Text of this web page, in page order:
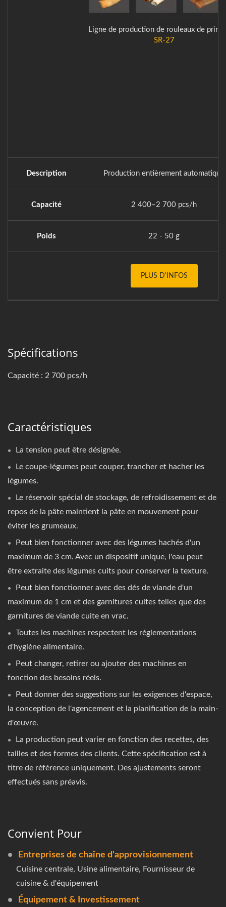
Ligne de production de rouleaux de
SR-27
Description Production entièrement automatique
Capacité 2 400–2 700 pcs/h
Poids 22 - 50 g
PLUS D'INFOS
Spécifications
Capacité : 2 700 pcs/h
Caractéristiques
La tension peut être désignée.
Le coupe-légumes peut couper, trancher et hacher les
légumes.
Le réservoir spécial de stockage, de refroidissement et de
repos de la pâte maintient la pâte en mouvement pour
éviter les grumeaux.
Peut bien fonctionner avec des légumes hachés d'un
maximum de 3 cm. Avec un dispositif unique, l'eau peut
être extraite des légumes cuits pour conserver la texture.
Peut bien fonctionner avec des dés de viande d'un
maximum de 1 cm et des garnitures cuites telles que des
garnitures de viande cuite en vrac.
Toutes les machines respectent les réglementations
d'hygiène alimentaire.
Peut changer, retirer ou ajouter des machines en
fonction des besoins réels.
Peut donner des suggestions sur les exigences d'espace,
la conception de l'agencement et la planification de la main-
d'œuvre.
La production peut varier en fonction des recettes, des
tailles et des formes des clients. Cette spécification est à
titre de référence uniquement. Des ajustements seront
effectués sans préavis.
Convient Pour
Entreprises de chaîne d'approvisionnement
Cuisine centrale, Usine alimentaire, Fournisseur de
cuisine & d'équipement
Équipement & Investissement